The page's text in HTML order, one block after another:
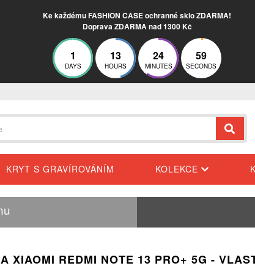
Ke každému FASHION CASE ochranné sklo ZDARMA!
Doprava ZDARMA nad 1300 Kč
1
DAYS
13
HOURS
24
MINUTES
57
SECONDS
KRYT S GRAVÍROVÁNÍM KOLEKCE
XIAOMI REDMI NOTE 13 PRO+ 5G -